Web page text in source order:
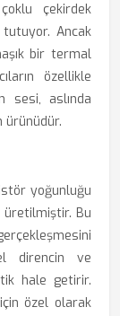
çekirdek
Ancak
bir termal
özellikle
sesi, aslında
ürünüdür.
yoğunluğu
üretilmiştir. Bu
direncin ve
hale getirir.
özel olarak